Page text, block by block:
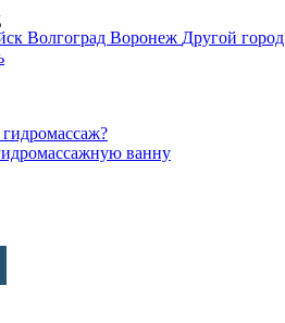
Волгоград Воронеж Другой город
гидромассаж?
ванну